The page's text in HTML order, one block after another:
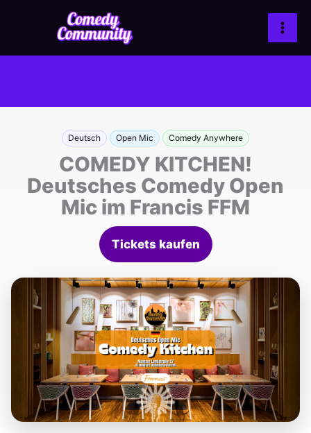
Deutsch Open Mic Comedy Anywhere
COMEDY KITCHEN!
Deutsches Comedy Open
Mic im Francis FFM
Tickets kaufen